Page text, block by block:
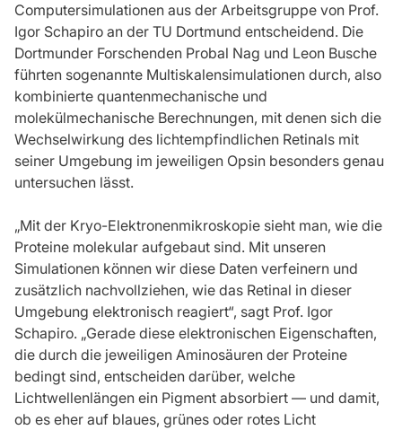
Computersimulationen aus der Arbeitsgruppe von Prof.
Igor Schapiro an der TU Dortmund entscheidend. Die
Dortmunder Forschenden Probal Nag und Leon Busche
führten sogenannte Multiskalensimulationen durch, also
kombinierte quantenmechanische und
molekülmechanische Berechnungen, mit denen sich die
Wechselwirkung des lichtempfindlichen Retinals mit
seiner Umgebung im jeweiligen Opsin besonders genau
untersuchen lässt.
„Mit der Kryo-Elektronenmikroskopie sieht man, wie die
Proteine molekular aufgebaut sind. Mit unseren
Simulationen können wir diese Daten verfeinern und
zusätzlich nachvollziehen, wie das Retinal in dieser
Umgebung elektronisch reagiert“, sagt Prof. Igor
Schapiro. „Gerade diese elektronischen Eigenschaften,
die durch die jeweiligen Aminosäuren der Proteine
bedingt sind, entscheiden darüber, welche
Lichtwellenlängen ein Pigment absorbiert — und damit,
ob es eher auf blaues, grünes oder rotes Licht